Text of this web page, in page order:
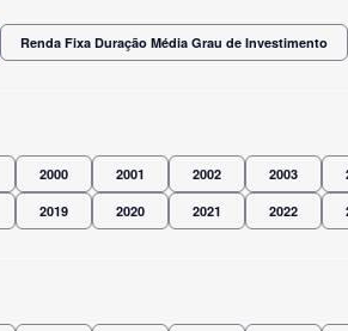
Renda Fixa Duração Média Grau de Investimento
2000 2001 2002 2003
2019 2020 2021 2022